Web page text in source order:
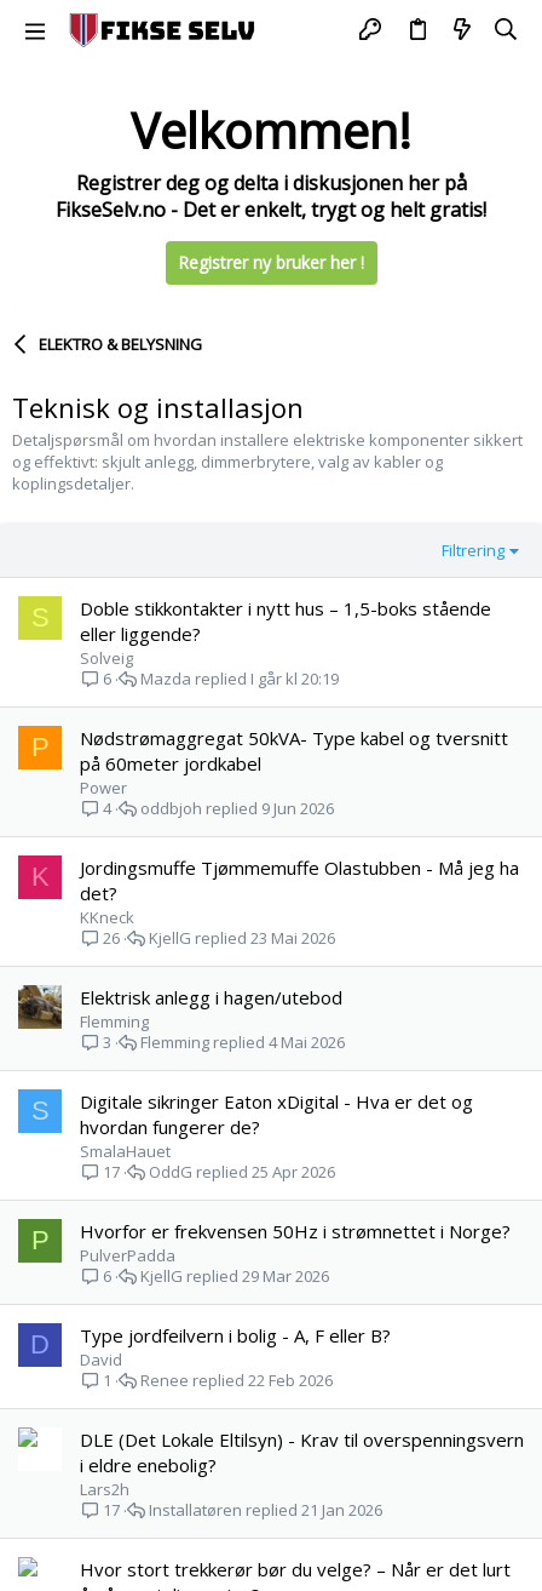
Velkommen!
Registrer deg og delta i diskusjonen her på
FikseSelv.no - Det er enkelt, trygt og helt gratis!
Registrer ny bruker her !
ELEKTRO & BELYSNING
Teknisk og installasjon
Detaljspørsmål om hvordan installere elektriske komponenter sikkert
og effektivt: skjult anlegg, dimmerbrytere, valg av kabler og
koplingsdetaljer.
Filtrering
S
Doble stikkontakter i nytt hus – 1,5-boks stående
eller liggende?
Solveig
6
I går kl 20:19
Mazda
P
Nødstrømaggregat 50kVA- Type kabel og tversnitt
på 60meter jordkabel
Power
4
9 Jun 2026
oddbjoh
K
Jordingsmuffe Tjømmemuffe Olastubben - Må jeg ha
det?
KKneck
26
23 Mai 2026
KjellG
Elektrisk anlegg i hagen/utebod
Flemming
3
4 Mai 2026
Flemming
S
Digitale sikringer Eaton xDigital - Hva er det og
hvordan fungerer de?
SmalaHauet
17
25 Apr 2026
OddG
P Hvorfor er frekvensen 50Hz i strømnettet i Norge?
PulverPadda
6
29 Mar 2026
KjellG
D Type jordfeilvern i bolig - A, F eller B?
David
1
22 Feb 2026
Renee
DLE (Det Lokale Eltilsyn) - Krav til overspenningsvern
i eldre enebolig?
Lars2h
17
21 Jan 2026
Installatøren
Hvor stort trekkerør bør du velge? – Når er det lurt